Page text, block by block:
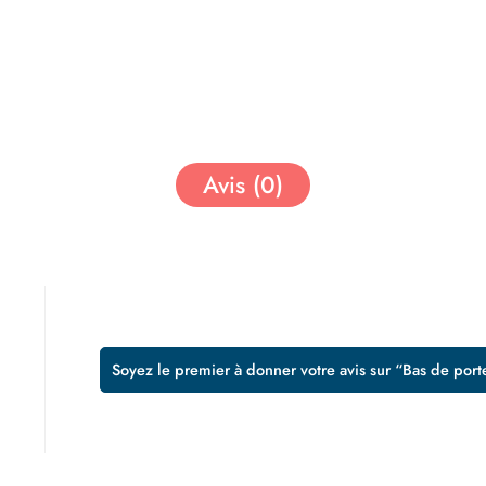
Avis (0)
Soyez le premier à donner votre avis sur “Bas de